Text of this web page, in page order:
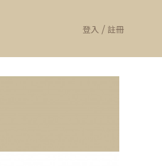
登入 / 註冊